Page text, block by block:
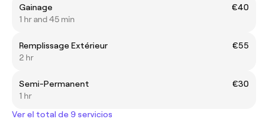
Gainage
€40
1 hr and 45 min
Remplissage Extérieur
€55
2 hr
Semi-Permanent
€30
1 hr
Ver el total de 9 servicios